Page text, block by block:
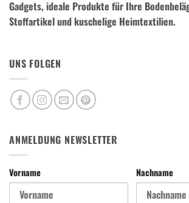
Gadgets, ideale Produkte für Ihre
Stoffartikel und kuschelige Heimtextilien.
UNS FOLGEN
ANMELDUNG NEWSLETTER
Vorname Nachname